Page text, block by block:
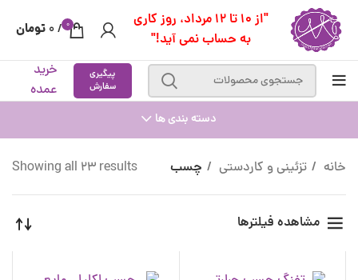
"از 10 تا 12 مرداد، روز کاری
به حساب نمی آید!"
0
/
0 تومان
پیگیری
سفارش
خرید
عمده
دسته بندی ها
خانه تزئینی و کاردستی چسب Showing all 23 results
مشاهده فیلترها